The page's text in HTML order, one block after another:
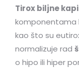
Tirox biljne kapi
komponentama
kao što su
normalizuje rad
o hipo ili hiper